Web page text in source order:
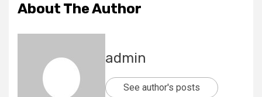
About The Author
admin
See author's posts